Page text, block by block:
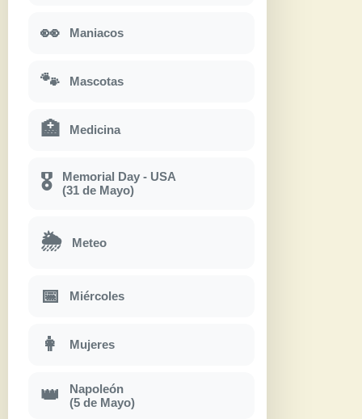
👀 Maniacos
🐾 Mascotas
🏥 Medicina
🎖
Memorial Day - USA
(31 de Mayo)
🌦 Meteo
📅 Miércoles
👩 Mujeres
👑
Napoleón
(5 de Mayo)